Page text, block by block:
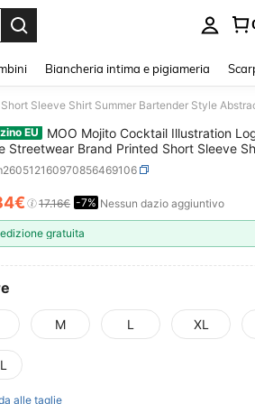
Biancheria intima e pigiameria
EU
MOO Mojito Cocktail Illustration
Streetwear Brand Printed Short Sleeve
Bartender Style Abstract Art Print
Wear
AND
17.16€ -7% Nessun dazio aggiuntivo
gratuita
M L XL
alle taglie